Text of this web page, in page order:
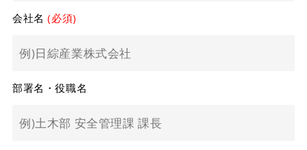
会社名(必須)
部署名・役職名